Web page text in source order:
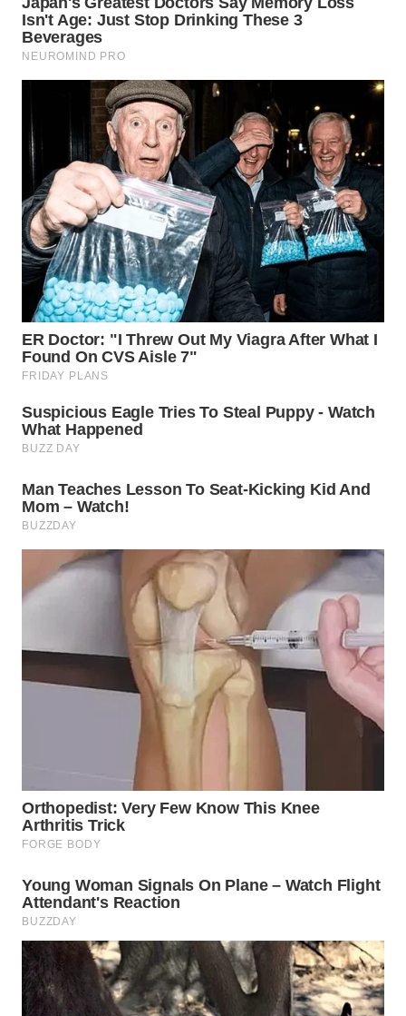
WN
KALSEL
WN
SULSEL
WN
GORONTALO
WN
SULUT
WN
MALUKU
WN
MALUT
DAIRI
WN
DANAU
TOBA
NIAS
SELATAN
WN
LESUNG
WN
KARO
WN